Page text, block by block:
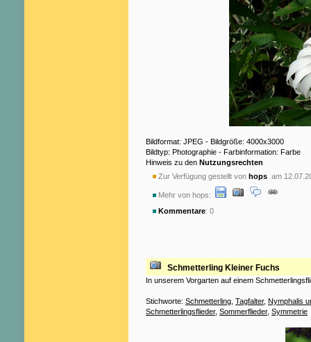
Bildformat: JPEG - Bildgröße: 4000x3000
Bildtyp: Photographie - Farbinformation: Farbe
Hinweis zu den Nutzungsrechten
Zur Verfügung gestellt von hops am
Mehr von hops:
Kommentare: 0
Schmetterling Kleiner Fuchs
In unserem Vorgarten auf einem
Stichworte: Schmetterling Tagfalter, Nymphalis
Schmetterlingsflieder, Sommerflieder, Symmetrie